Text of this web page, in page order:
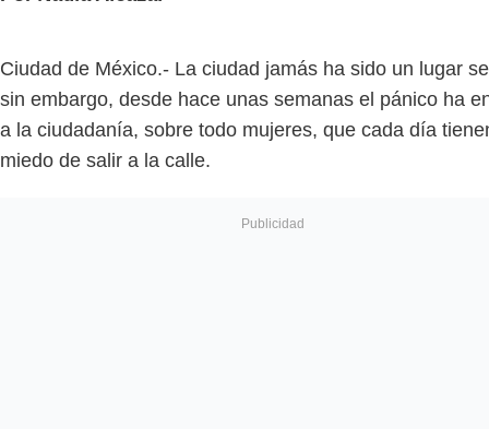
Ciudad de México.- La ciudad jamás ha sido un lugar
sin embargo, desde hace unas semanas el pánico ha
a la ciudadanía, sobre todo mujeres, que cada día
miedo de salir a la calle.